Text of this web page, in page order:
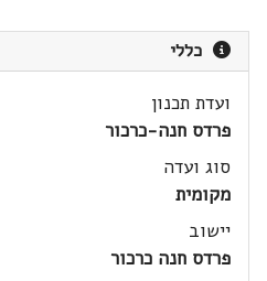
כללי
ועדת תכנון
פרדס חנה-כרכור
סוג ועדה
מקומית
יישוב
פרדס חנה כרכור